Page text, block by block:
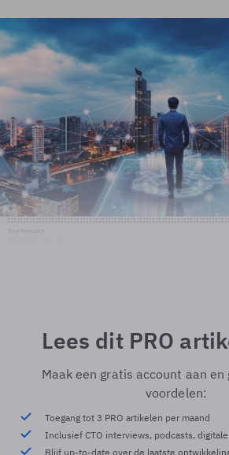
Lees dit PRO
Maak een gratis account aan en
voordelen:
Toegang tot 3 PRO artikelen per maand
Inclusief CTO interviews, podcasts,
Blijf up-to-date over de laatste